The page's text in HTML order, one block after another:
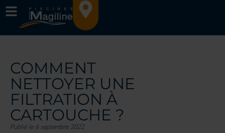
COMMENT
NETTOYER UNE
FILTRATION À
CARTOUCHE ?
Publié le 6 septembre 2022